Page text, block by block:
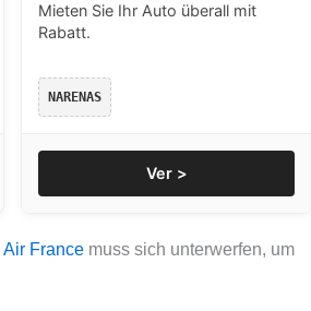
Mieten Sie Ihr Auto überall mit
Rabatt.
NARENAS
Ver >
Air France muss sich unterwerfen, um